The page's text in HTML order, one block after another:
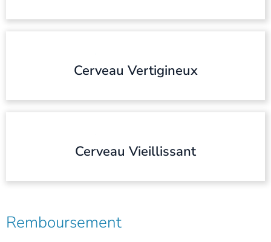
Cerveau Vertigineux
Cerveau Vieillissant
Remboursement